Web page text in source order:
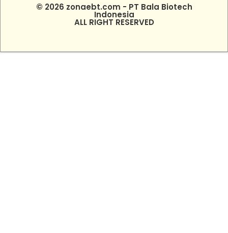
© 2026 zonaebt.com - PT Bala Biotech
Indonesia
ALL RIGHT RESERVED